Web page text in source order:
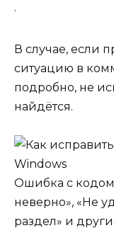
.
В случае, если
ситуацию в
подробно, не
найдётся.
Ошибка с кодом
неверно», «Не
раздел» и